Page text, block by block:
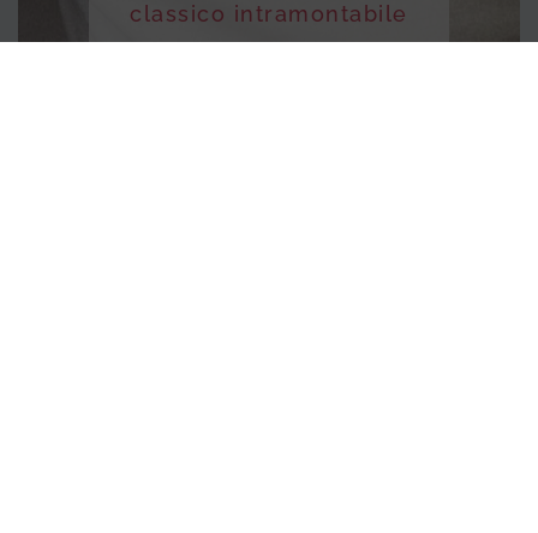
classico intramontabile